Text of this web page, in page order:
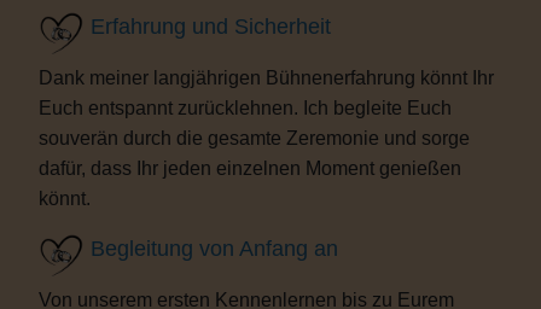
Erfahrung und Sicherheit
Dank meiner langjährigen Bühnenerfahrung könnt Ihr
Euch entspannt zurücklehnen. Ich begleite Euch
souverän durch die gesamte Zeremonie und sorge
dafür, dass Ihr jeden einzelnen Moment genießen
könnt.
Begleitung von Anfang an
Von unserem ersten Kennenlernen bis zu Eurem